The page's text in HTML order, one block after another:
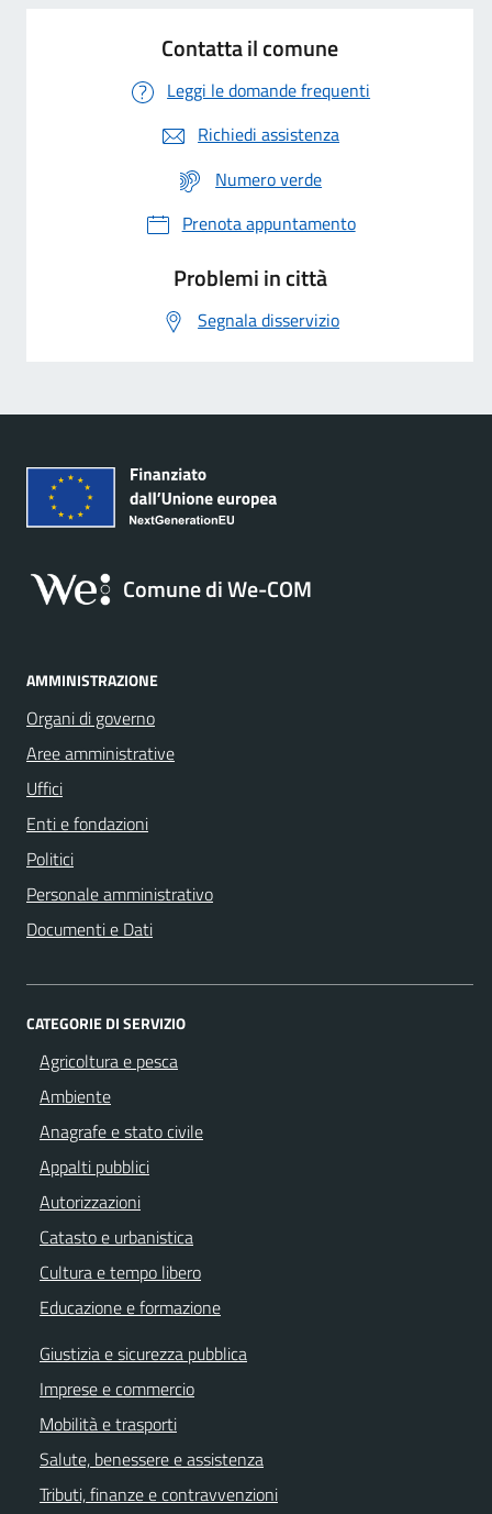
Contatta il comune
Leggi le domande frequenti
Richiedi assistenza
Numero verde
Prenota appuntamento
Problemi in città
Segnala disservizio
Comune di We-COM
AMMINISTRAZIONE
Organi di governo
Aree amministrative
Uffici
Enti e fondazioni
Politici
Personale amministrativo
Documenti e Dati
CATEGORIE DI SERVIZIO
Agricoltura e pesca
Ambiente
Anagrafe e stato civile
Appalti pubblici
Autorizzazioni
Catasto e urbanistica
Cultura e tempo libero
Educazione e formazione
Giustizia e sicurezza pubblica
Imprese e commercio
Mobilità e trasporti
Salute, benessere e assistenza
Tributi, finanze e contravvenzioni